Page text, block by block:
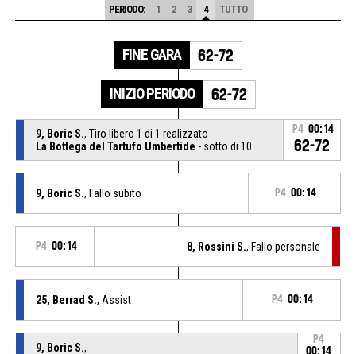
PERIODO: 1 2 3 4 TUTTO
FINE GARA 62-72
INIZIO PERIODO 62-72
9, Boric S., Tiro libero 1 di 1 realizzato
La Bottega del Tartufo Umbertide - sotto di 10
P4 00:14
62-72
9, Boric S., Fallo subito P4 00:14
P4 00:14 8, Rossini S., Fallo personale
25, Berrad S., Assist P4 00:14
9, Boric S.,
P4
00:14